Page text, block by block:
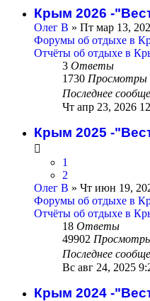
Крым 2026 -
Олег В » Пт мар 13,
Форумы об отдыхе в
Отчёты об отдыхе в
3 Ответы
1730 Просмотры
Последнее
Чт апр 23, 2026
Крым 2025 -
1
2
Олег В » Чт июн 19,
Форумы об отдыхе в
Отчёты об отдыхе в
18 Ответы
49902
Последнее
Вс авг 24, 2025
Крым 2024 -